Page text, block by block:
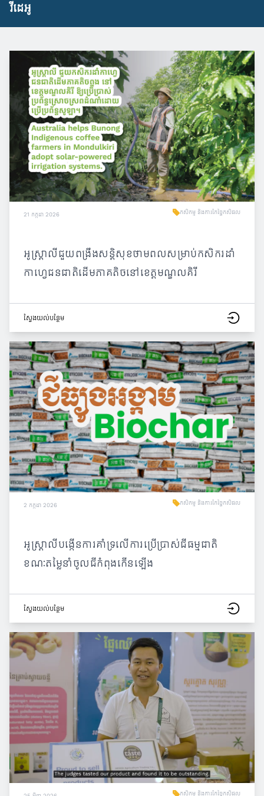
វីដេអូ
21 កក្កដា 2026 កសិកម្ម និងការកែច្នៃកសិផល
អូស្ត្រាលីជួយពង្រឹងសន្តិសុខថាមពលសម្រាប់កសិករដាំ
កាហ្វេជនជាតិដើមភាគតិចនៅខេត្តមណ្ឌលគិរី
ស្វែង​យល់​បន្ថែម
2 កក្កដា 2026 កសិកម្ម និងការកែច្នៃកសិផល
អូស្ត្រាលីបង្កើនការគាំទ្រលើការប្រើប្រាស់ជីធម្មជាតិ
ខណៈតម្លៃនាំចូលជីកំពុងកើនឡើង
ស្វែង​យល់​បន្ថែម
កសិកម្ម និងការកែច្នៃកសិផល